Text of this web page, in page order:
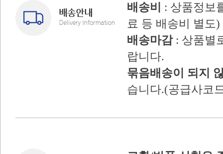
배송비
: 상품정보
료 등 배송비 별도)
배송마감: 상품별
랍니다.
묶음배송이 되지
습니다.(공급사코